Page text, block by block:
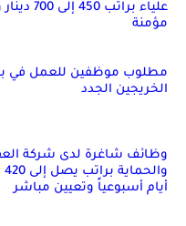
علياء
مؤمنة
مطلوب موظفين للعمل في
الخريجين الجدد
وظائف شاغرة لدى شركة
أيام أسبوعياً وتعيين مباشر